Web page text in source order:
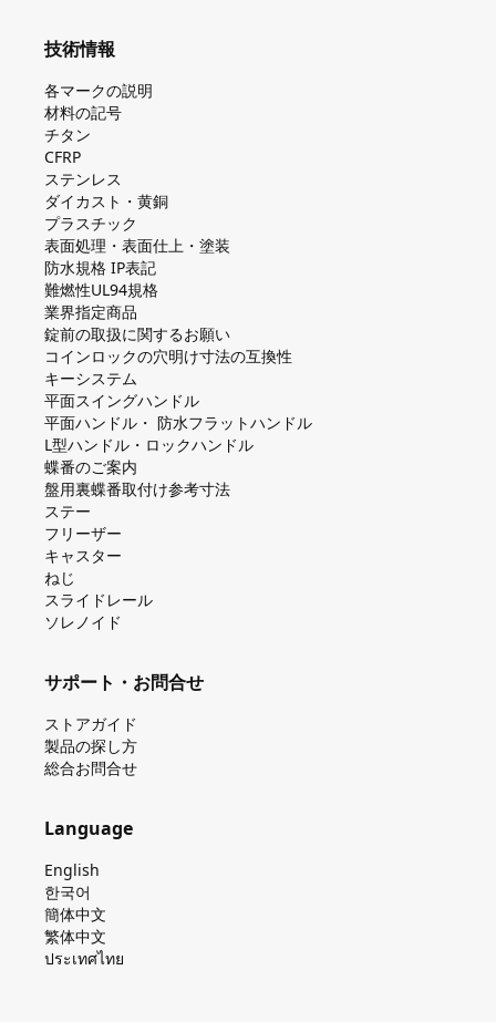
技術情報
各マークの説明
材料の記号
チタン
CFRP
ステンレス
ダイカスト・⻩銅
プラスチック
表面処理・表面仕上・塗装
防⽔規格 IP表記
難燃性UL94規格
業界指定商品
錠前の取扱に関するお願い
コインロックの⽳明け⼨法の互換性
キーシステム
平⾯スイングハンドル
平⾯ハンドル・ 防⽔フラットハンドル
L型ハンドル・ロックハンドル
蝶番のご案内
盤⽤裏蝶番取付け参考⼨法
ステー
フリーザー
キャスター
ねじ
スライドレール
ソレノイド
サポート・お問合せ
ストアガイド
製品の探し⽅
総合お問合せ
Language
English
한국어
簡体中文
繁体中文
ประเทศไทย